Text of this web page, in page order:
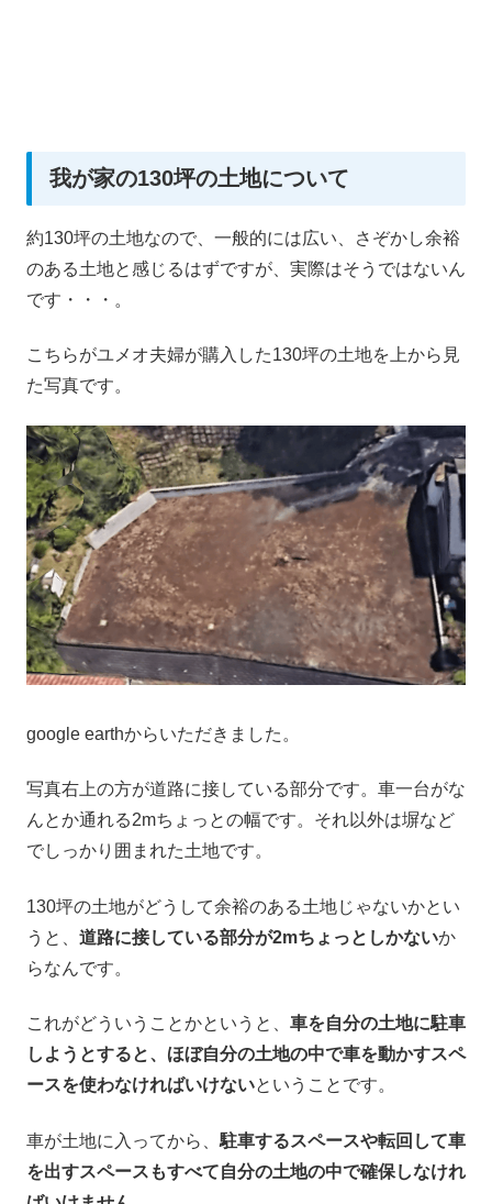
我が家の130坪の土地について
約130坪の土地なので、一般的には広い、さぞかし余裕
のある土地と感じるはずですが、実際はそうではないん
です・・・。
こちらがユメオ夫婦が購入した130坪の土地を上から見
た写真です。
google earthからいただきました。
写真右上の方が道路に接している部分です。車一台がな
んとか通れる2mちょっとの幅です。それ以外は塀など
でしっかり囲まれた土地です。
130坪の土地がどうして余裕のある土地じゃないかとい
うと、 道路に接している部分が2mちょっとしかないか
らなんです。
これがどういうことかというと、 車を自分の土地に駐車
しようとすると、ほぼ自分の土地の中で車を動かすスペ
ースを使わなければいけないということです。
車が土地に入ってから、 駐車するスペースや転回して車
を出すスペースもすべて自分の土地の中で確保しなけれ